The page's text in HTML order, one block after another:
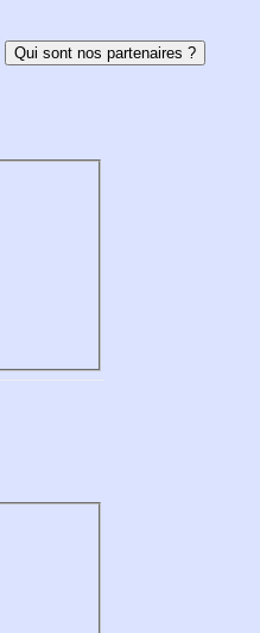
Qui sont nos partenaires ?